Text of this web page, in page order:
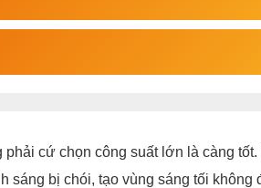
phải cứ chọn công suất lớn là càng
sáng bị chói, tạo vùng sáng tối